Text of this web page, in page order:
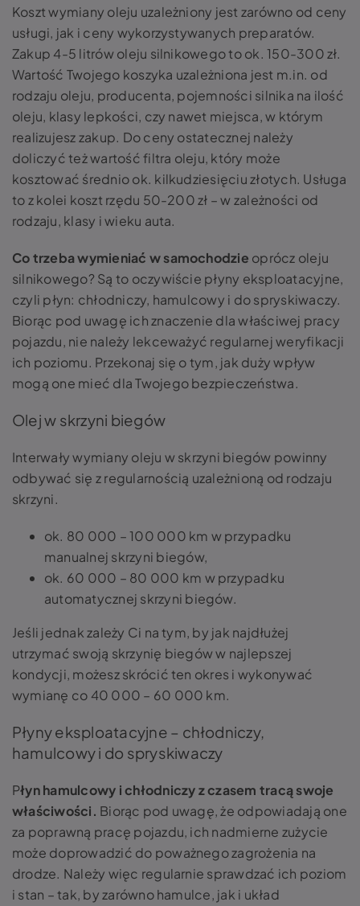
Koszt wymiany oleju uzależniony jest zarówno od ceny
usługi, jak i ceny wykorzystywanych preparatów.
Zakup 4-5 litrów oleju silnikowego to ok. 150-300 zł.
Wartość Twojego koszyka uzależniona jest m.in. od
rodzaju oleju, producenta, pojemności silnika na ilość
oleju, klasy lepkości, czy nawet miejsca, w którym
realizujesz zakup. Do ceny ostatecznej należy
doliczyć też wartość filtra oleju, który może
kosztować średnio ok. kilkudziesięciu złotych. Usługa
to z kolei koszt rzędu 50-200 zł – w zależności od
rodzaju, klasy i wieku auta.
Co trzeba wymieniać w samochodzie oprócz oleju
silnikowego? Są to oczywiście płyny eksploatacyjne,
czyli płyn: chłodniczy, hamulcowy i do spryskiwaczy.
Biorąc pod uwagę ich znaczenie dla właściwej pracy
pojazdu, nie należy lekceważyć regularnej weryfikacji
ich poziomu. Przekonaj się o tym, jak duży wpływ
mogą one mieć dla Twojego bezpieczeństwa.
Olej w skrzyni biegów
Interwały wymiany oleju w skrzyni biegów powinny
odbywać się z regularnością uzależnioną od rodzaju
skrzyni.
ok. 80 000 – 100 000 km w przypadku
manualnej skrzyni biegów,
ok. 60 000 – 80 000 km w przypadku
automatycznej skrzyni biegów.
Jeśli jednak zależy Ci na tym, by jak najdłużej
utrzymać swoją skrzynię biegów w najlepszej
kondycji, możesz skrócić ten okres i wykonywać
wymianę co 40 000 – 60 000 km.
Płyny eksploatacyjne – chłodniczy,
hamulcowy i do spryskiwaczy
Płyn hamulcowy i chłodniczy z czasem tracą swoje
właściwości. Biorąc pod uwagę, że odpowiadają one
za poprawną pracę pojazdu, ich nadmierne zużycie
może doprowadzić do poważnego zagrożenia na
drodze. Należy więc regularnie sprawdzać ich poziom
i stan – tak, by zarówno hamulce, jak i układ